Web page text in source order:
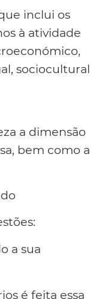
inclui os
à atividade
sociocultural
a dimensão
bem como a
a sua
é feita essa